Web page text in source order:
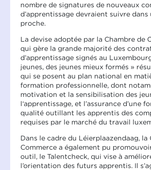
nombre de signatures de nouveaux
d’apprentissage devraient suivre
proche.
La devise adoptée par la Chambre de
qui gère la grande majorité des
d’apprentissage signés au
jeunes, des jeunes mieux formés »
qui se posent au plan national en
formation professionnelle, dont
motivation et la sensibilisation des
l‘apprentissage, et l’assurance d’une
qualité outillant les apprentis des
requises par le marché du travail
Dans le cadre du Léierplaazendaag, la
Commerce a également pu
outil, le Talentcheck, qui vise à
l’orientation des futurs apprentis. Il